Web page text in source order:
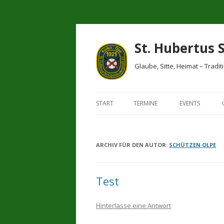
St. Hubertus
Glaube, Sitte, Heimat –
START TERMINE EVENTS
ARCHIV FÜR DEN AUTOR: SCHÜTZEN OLPE
Test
Hinterlasse eine Antwort